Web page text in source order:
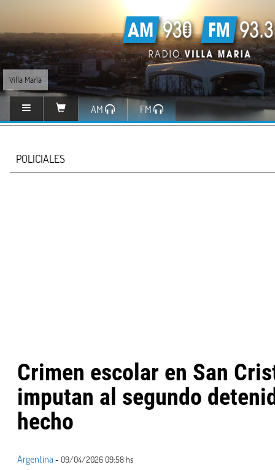
Villa María
AM FM
POLICIALES
Crimen escolar en San
imputan al segundo
hecho
Argentina - 09/04/2026 09:58 hs